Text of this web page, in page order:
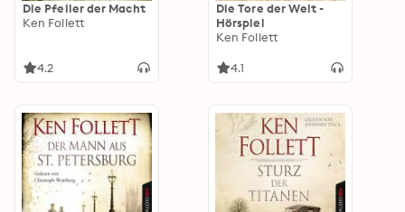
Die Pfeiler der Macht
Ken Follett
4.2
Die Tore der Welt -
Hörspiel
Ken Follett
4.1